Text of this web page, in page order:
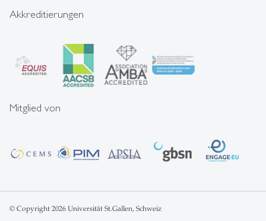
Akkreditierungen
Mitglied von
© Copyright 2026 Universität St.Gallen, Schweiz